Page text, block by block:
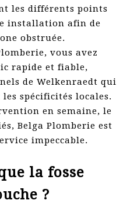
les différents points
installation afin de
obstruée.
vous avez
rapide et fiable,
de Welkenraedt qui
spécificités locales.
en semaine, le
Belga Plomberie est
impeccable.
la fosse
?